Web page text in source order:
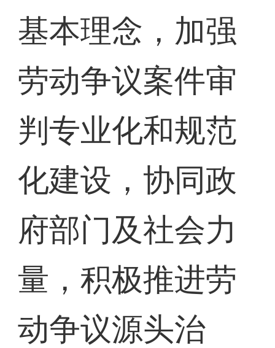
基本理念，加强
劳动争议案件审
判专业化和规范
化建设，协同政
府部门及社会力
量，积极推进劳
动争议源头治